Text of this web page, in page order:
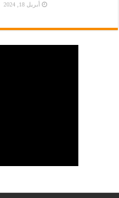
أبريل 18, 2024